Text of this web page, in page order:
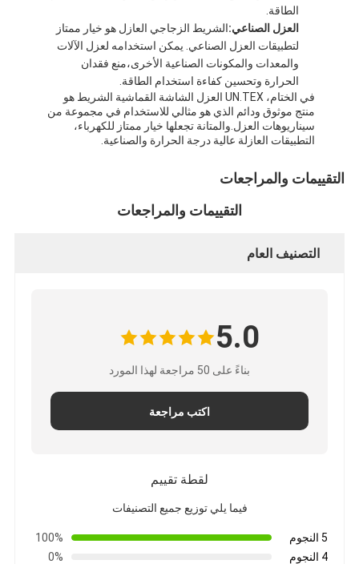
شريط لاصق فيلم بوليميد
شريط لاصق رقائق الألومنيوم
شريط من القماش الزجاجي المصنوع من رقائق الألومنيوم
ورق الكرافت ذو الوجه احباط
شريط احباط سكريم
صب الاستثمار الدقيق
لوح العزل الكهربائي
الطاقة.
العزل الصناعي:الشريط الزجاجي العازل هو خيار ممتاز
لتطبيقات العزل الصناعي. يمكن استخدامه لعزل الآلات
والمعدات والمكونات الصناعية الأخرى،منع فقدان
الحرارة وتحسين كفاءة استخدام الطاقة.
في الختام، UN.TEX العزل الشاشة القماشية الشريط هو
منتج موثوق ودائم الذي هو مثالي للاستخدام في مجموعة من
سيناريوهات العزل.والمتانة تجعلها خيار ممتاز للكهرباء،
التطبيقات العازلة عالية درجة الحرارة والصناعية.
التقييمات والمراجعات
التقييمات والمراجعات
التصنيف العام
5.0
بناءً على 50 مراجعة لهذا المورد
اكتب مراجعة
لقطة تقييم
فيما يلي توزيع جميع التصنيفات
5 النجوم
100%
4 النجوم
0%